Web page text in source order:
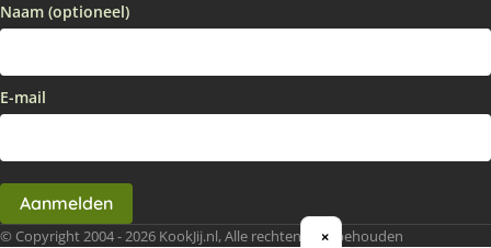
Naam (optioneel)
E-mail
Aanmelden
© Copyright 2004 - 2026 KookJij.nl, Alle rechten voorbehouden
×